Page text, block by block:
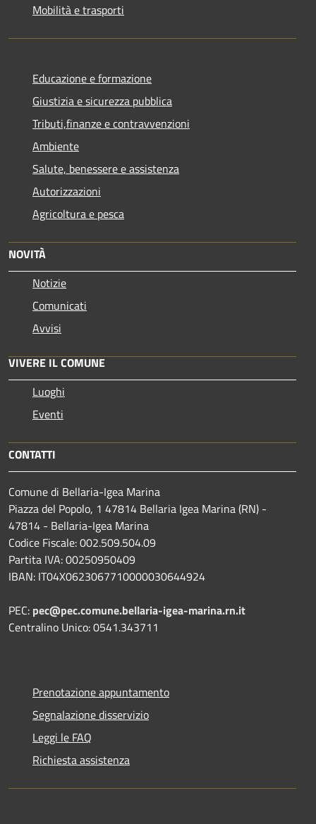
Mobilità e trasporti
Educazione e formazione
Giustizia e sicurezza pubblica
Tributi,finanze e contravvenzioni
Ambiente
Salute, benessere e assistenza
Autorizzazioni
Agricoltura e pesca
NOVITÀ
Notizie
Comunicati
Avvisi
VIVERE IL COMUNE
Luoghi
Eventi
CONTATTI
Comune di Bellaria-Igea Marina
Piazza del Popolo, 1 47814 Bellaria Igea Marina (RN) -
47814 - Bellaria-Igea Marina
Codice Fiscale: 002.509.504.09
Partita IVA: 00250950409
IBAN: IT04X0623067710000030644924
PEC: pec@pec.comune.bellaria-igea-marina.rn.it
Centralino Unico: 0541.343711
Prenotazione appuntamento
Segnalazione disservizio
Leggi le FAQ
Richiesta assistenza